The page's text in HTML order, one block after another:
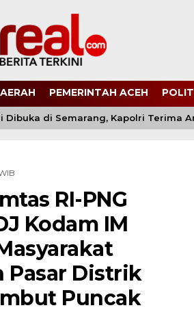
PEMERINTAH ACEH
di Semarang, Kapolri Terima
RI-PNG
Kodam IM
Pasar Distrik
Puncak